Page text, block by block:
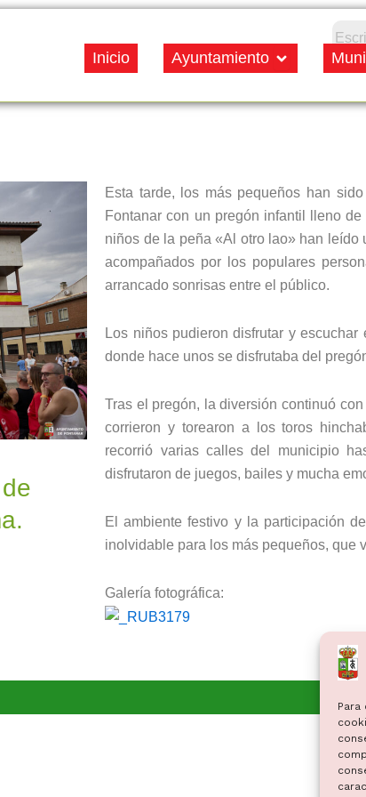
Inicio Ayuntamiento Open
Esta tarde, los más pequeños han
Fontanar con un pregón infantil lleno
niños de la peña «Al otro lao» han leído
acompañados por los populares
arrancado sonrisas entre el público.
Los niños pudieron disfrutar y
donde hace unos se disfrutaba del
Tras el pregón, la diversión continuó
corrieron y torearon a los toros
recorrió varias calles del municipio
disfrutaron de juegos, bailes y mucha
El ambiente festivo y la participación
inolvidable para los más pequeños, que
Galería fotográfica: